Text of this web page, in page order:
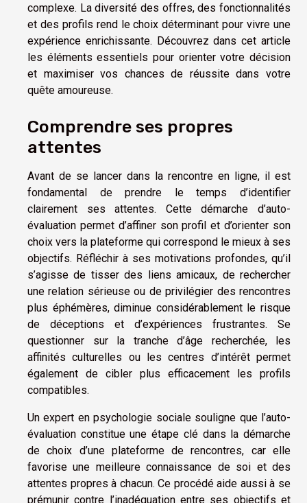
complexe. La diversité des offres, des fonctionnalités
et des profils rend le choix déterminant pour vivre une
expérience enrichissante. Découvrez dans cet article
les éléments essentiels pour orienter votre décision
et maximiser vos chances de réussite dans votre
quête amoureuse.
Comprendre ses propres
attentes
Avant de se lancer dans la rencontre en ligne, il est
fondamental de prendre le temps d’identifier
clairement ses attentes. Cette démarche d’auto-
évaluation permet d’affiner son profil et d’orienter son
choix vers la plateforme qui correspond le mieux à ses
objectifs. Réfléchir à ses motivations profondes, qu’il
s’agisse de tisser des liens amicaux, de rechercher
une relation sérieuse ou de privilégier des rencontres
plus éphémères, diminue considérablement le risque
de déceptions et d’expériences frustrantes. Se
questionner sur la tranche d’âge recherchée, les
affinités culturelles ou les centres d’intérêt permet
également de cibler plus efficacement les profils
compatibles.
Un expert en psychologie sociale souligne que l’auto-
évaluation constitue une étape clé dans la démarche
de choix d’une plateforme de rencontres, car elle
favorise une meilleure connaissance de soi et des
attentes propres à chacun. Ce procédé aide aussi à se
prémunir contre l’inadéquation entre ses objectifs et